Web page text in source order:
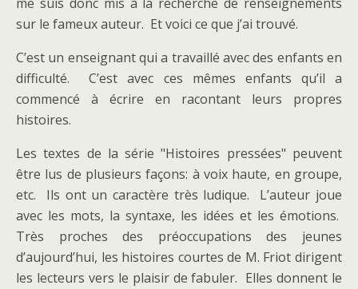
sur le fameux auteur. Et voici ce que j’ai trouvé.
C’est un enseignant qui a travaillé avec des enfants en
difficulté. C’est avec ces mêmes enfants qu’il a
commencé à écrire en racontant leurs propres
histoires.
Les textes de la série "Histoires pressées" peuvent
être lus de plusieurs façons: à voix haute, en groupe,
etc. Ils ont un caractère très ludique. L’auteur joue
avec les mots, la syntaxe, les idées et les émotions.
Très proches des préoccupations des jeunes
d’aujourd’hui, les histoires courtes de M. Friot dirigent
les lecteurs vers le plaisir de fabuler. Elles donnent le